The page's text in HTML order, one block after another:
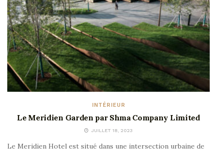
INTÉRIEUR
Le Meridien Garden par Shma Company Limited
JUILLET 18, 2023
Le Meridien Hotel est situé dans une intersection urbaine de